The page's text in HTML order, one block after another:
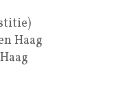
Haag